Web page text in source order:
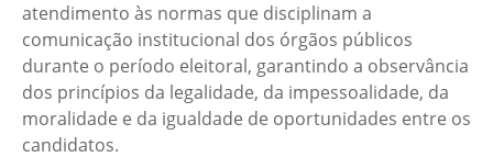
atendimento às normas que disciplinam a
comunicação institucional dos órgãos públicos
durante o período eleitoral, garantindo a observância
dos princípios da legalidade, da impessoalidade, da
moralidade e da igualdade de oportunidades entre os
candidatos.